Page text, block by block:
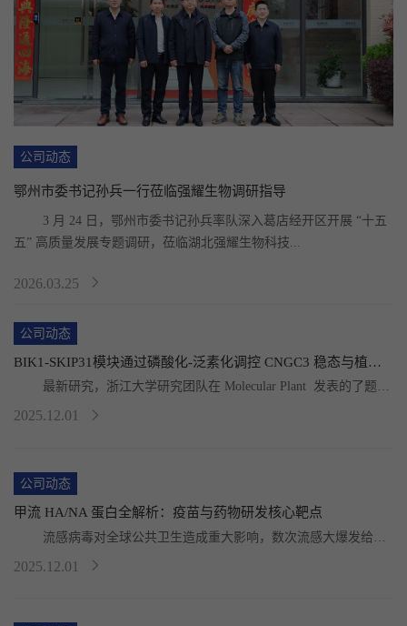
公司动态
鄂州市委书记孙兵一行莅临强耀生物调研指导
	3 月 24 日，鄂州市委书记孙兵率队深入葛店经开区开展 “十五
五” 高质量发展专题调研，莅临湖北强耀生物科技...
2026.03.25
公司动态
BIK1-SKIP31模块通过磷酸化-泛素化调控 CNGC3 稳态与植物免疫
	最新研究，浙江大学研究团队在 Molecular Plant  发表的了题为
“BIK1-mediated phosphorylation and ...
2025.12.01
公司动态
甲流 HA/NA 蛋白全解析：疫苗与药物研发核心靶点
	流感病毒对全球公共卫生造成重大影响，数次流感大爆发给人
类经济和健康造成了严重危害。甲型流感病毒的变异...
2025.12.01